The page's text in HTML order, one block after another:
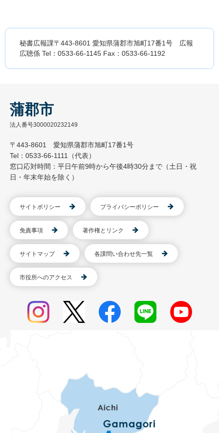
秘書広報課〒443-8601 愛知県蒲郡市旭町17番1号 広報
広聴係 Tel：0533-66-1145 Fax：0533-66-1192
蒲郡市
法人番号3000020232149
〒443-8601 愛知県蒲郡市旭町17番1号
Tel：0533-66-1111（代表）
窓口応対時間：平日午前9時から午後4時30分まで（土日・祝
日・年末年始を除く）
サイトポリシー プライバシーポリシー
免責事項 著作権とリンク
サイトマップ 各課問い合わせ先一覧
市役所へのアクセス